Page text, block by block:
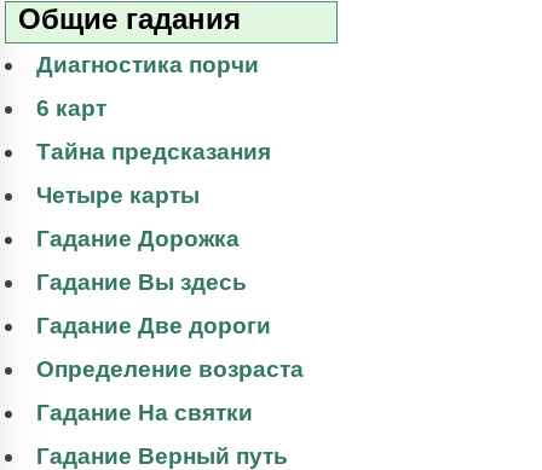
Общие гадания
Диагностика порчи
6 карт
Тайна предсказания
Четыре карты
Гадание Дорожка
Гадание Вы здесь
Гадание Две дороги
Определение возраста
Гадание На святки
Гадание Верный путь